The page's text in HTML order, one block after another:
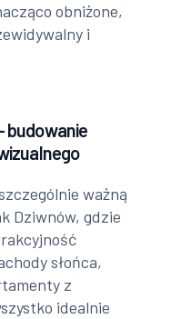
obniżone,
i
budowanie
ważną
Dziwnów, gdzie
słońca,
z
idealnie